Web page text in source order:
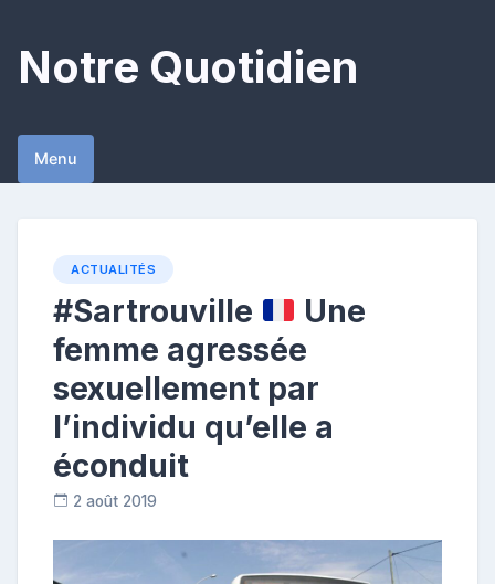
content
Notre Quotidien
Menu
ACTUALITÉS
#Sartrouville
Une
femme agressée
sexuellement par
l’individu qu’elle a
éconduit
2 août 2019